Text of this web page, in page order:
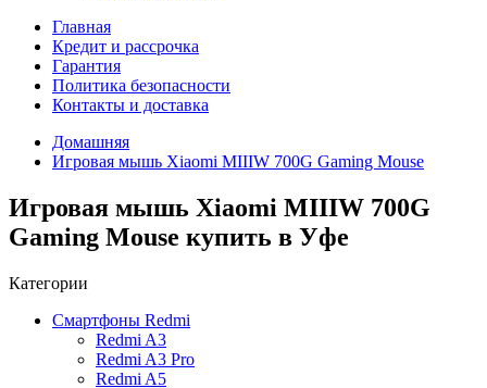
Главная
Кредит и рассрочка
Гарантия
Политика безопасности
Контакты и доставка
Домашняя
Игровая мышь Xiaomi MIIIW 700G Gaming Mouse
Игровая мышь Xiaomi MIIIW 700G
Gaming Mouse купить в Уфе
Категории
Смартфоны Redmi
Redmi A3
Redmi A3 Pro
Redmi A5